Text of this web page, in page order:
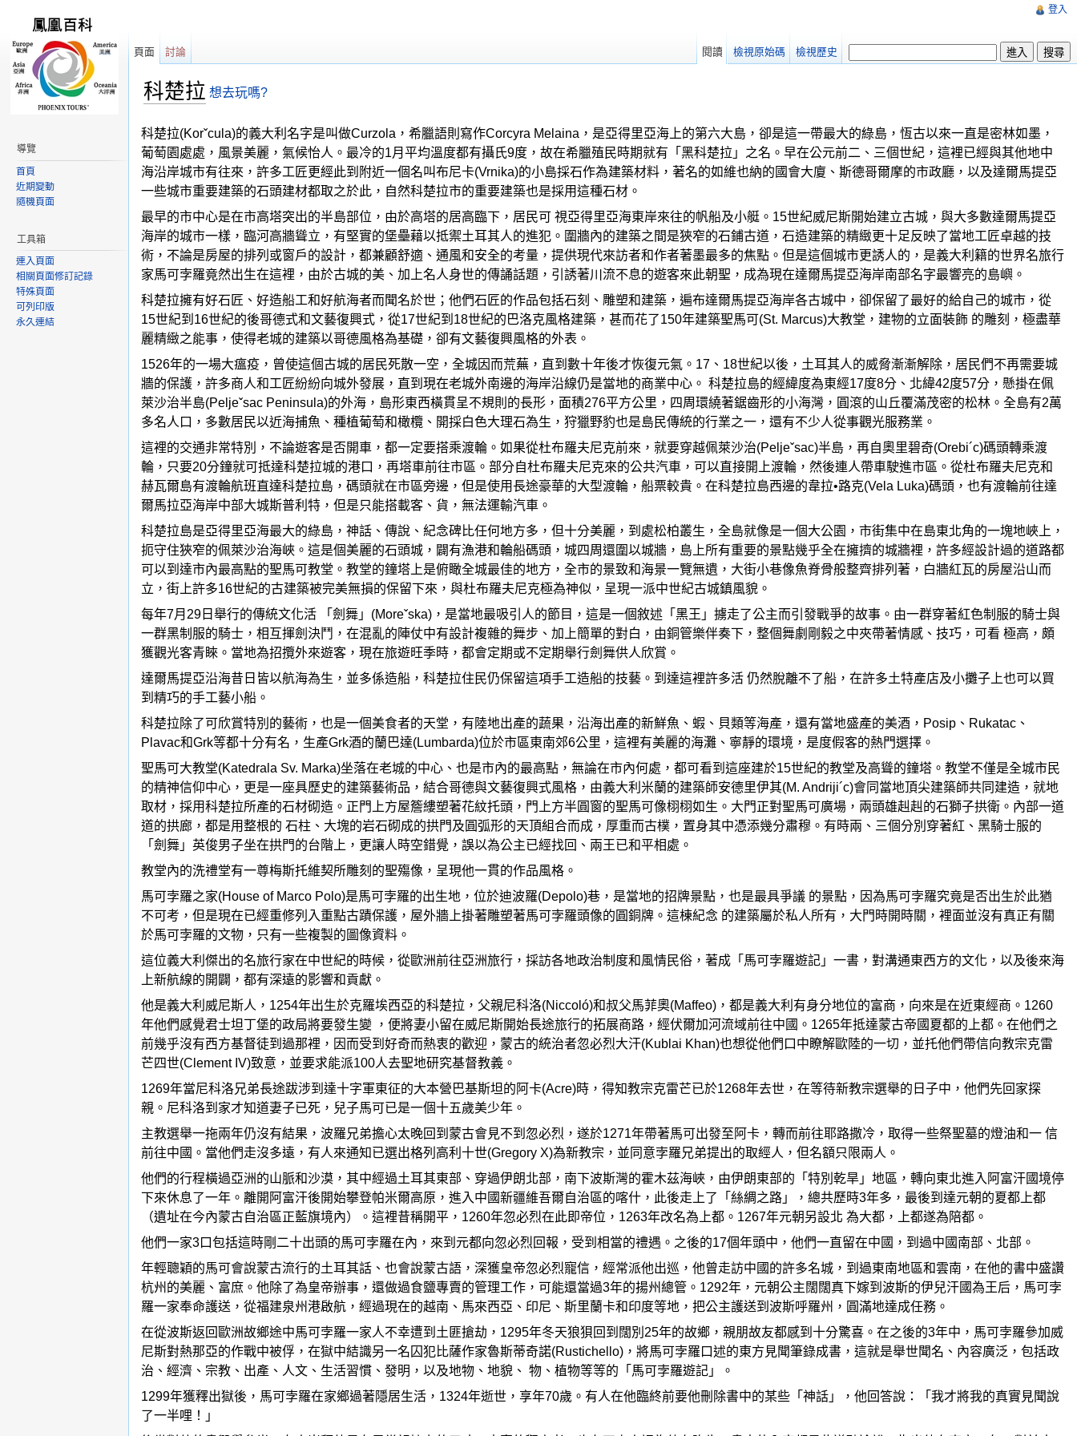
科楚拉 想去玩嗎?
科楚拉(Korˇcula)的義大利名字是叫做Curzola，希臘語則寫作Corcyra Melaina，是亞得里亞海上的第六大島，卻是這一帶最大的綠島，恆古以來一直是密林如墨，
葡萄園處處，風景美麗，氣候怡人。最冷的1月平均溫度都有攝氏9度，故在希臘殖民時期就有「黑科楚拉」之名。早在公元前二、三個世紀，這裡已經與其他地中
海沿岸城市有往來，許多工匠更經此到附近一個名叫布尼卡(Vrnika)的小島採石作為建築材料，著名的如維也納的國會大廈、斯德哥爾摩的市政廳，以及達爾馬提亞
一些城市重要建築的石頭建材都取之於此，自然科楚拉市的重要建築也是採用這種石材。
最早的市中心是在市高塔突出的半島部位，由於高塔的居高臨下，居民可 視亞得里亞海東岸來往的帆船及小艇。15世紀威尼斯開始建立古城，與大多數達爾馬提亞
海岸的城市一樣，臨河高牆聳立，有堅實的堡壘藉以抵禦土耳其人的進犯。圍牆內的建築之間是狹窄的石鋪古道，石造建築的精緻更十足反映了當地工匠卓越的技
術，不論是房屋的排列或窗戶的設計，都兼顧舒適、通風和安全的考量，提供現代來訪者和作者著墨最多的焦點。但是這個城市更誘人的，是義大利籍的世界名旅行
家馬可孛羅竟然出生在這裡，由於古城的美、加上名人身世的傳誦話題，引誘著川流不息的遊客來此朝聖，成為現在達爾馬提亞海岸南部名字最響亮的島嶼。
科楚拉擁有好石匠、好造船工和好航海者而聞名於世；他們石匠的作品包括石刻、雕塑和建築，遍布達爾馬提亞海岸各古城中，卻保留了最好的給自己的城市，從
15世紀到16世紀的後哥德式和文藝復興式，從17世紀到18世紀的巴洛克風格建築，甚而花了150年建築聖馬可(St. Marcus)大教堂，建物的立面裝飾 的雕刻，極盡華
麗精緻之能事，使得老城的建築以哥德風格為基礎，卻有文藝復興風格的外表。
1526年的一場大瘟疫，曾使這個古城的居民死散一空，全城因而荒蕪，直到數十年後才恢復元氣。17、18世紀以後，土耳其人的威脅漸漸解除，居民們不再需要城
牆的保護，許多商人和工匠紛紛向城外發展，直到現在老城外南邊的海岸沿線仍是當地的商業中心。 科楚拉島的經緯度為東經17度8分、北緯42度57分，懸掛在佩
萊沙治半島(Peljeˇsac Peninsula)的外海，島形東西橫貫呈不規則的長形，面積276平方公里，四周環繞著鋸齒形的小海灣，圓滾的山丘覆滿茂密的松林。全島有2萬
多名人口，多數居民以近海捕魚、種植葡萄和橄欖、開採白色大理石為生，狩獵野豹也是島民傳統的行業之一，還有不少人從事觀光服務業。
這裡的交通非常特別，不論遊客是否開車，都一定要搭乘渡輪。如果從杜布羅夫尼克前來，就要穿越佩萊沙治(Peljeˇsac)半島，再自奧里碧奇(Orebi´c)碼頭轉乘渡
輪，只要20分鐘就可抵達科楚拉城的港口，再塔車前往市區。部分自杜布羅夫尼克來的公共汽車，可以直接開上渡輪，然後連人帶車駛進市區。從杜布羅夫尼克和
赫瓦爾島有渡輪航班直達科楚拉島，碼頭就在市區旁邊，但是使用長途豪華的大型渡輪，船票較貴。在科楚拉島西邊的韋拉•路克(Vela Luka)碼頭，也有渡輪前往達
爾馬拉亞海岸中部大城斯普利特，但是只能搭載客、貨，無法運輸汽車。
科楚拉島是亞得里亞海最大的綠島，神話、傳說、紀念碑比任何地方多，但十分美麗，到處松柏叢生，全島就像是一個大公園，市街集中在島東北角的一塊地峽上，
扼守住狹窄的佩萊沙治海峽。這是個美麗的石頭城，闢有漁港和輪船碼頭，城四周還圍以城牆，島上所有重要的景點幾乎全在擁擠的城牆裡，許多經設計過的道路都
可以到達市內最高點的聖馬可教堂。教堂的鐘塔上是俯瞰全城最佳的地方，全市的景致和海景一覽無遺，大街小巷像魚脊骨般整齊排列著，白牆紅瓦的房屋沿山而
立，街上許多16世紀的古建築被完美無損的保留下來，與杜布羅夫尼克極為神似，呈現一派中世紀古城鎮風貌。
每年7月29日舉行的傳統文化活 「劍舞」(Moreˇska)，是當地最吸引人的節目，這是一個敘述「黑王」擄走了公主而引發戰爭的故事。由一群穿著紅色制服的騎士與
一群黑制服的騎士，相互揮劍決鬥，在混亂的陣仗中有設計複雜的舞步、加上簡單的對白，由銅管樂伴奏下，整個舞劇剛毅之中夾帶著情感、技巧，可看 極高，頗
獲觀光客青睞。當地為招攬外來遊客，現在旅遊旺季時，都會定期或不定期舉行劍舞供人欣賞。
達爾馬提亞沿海昔日皆以航海為生，並多係造船，科楚拉住民仍保留這項手工造船的技藝。到達這裡許多活 仍然脫離不了船，在許多土特產店及小攤子上也可以買
到精巧的手工藝小船。
科楚拉除了可欣賞特別的藝術，也是一個美食者的天堂，有陸地出產的蔬果，沿海出產的新鮮魚、蝦、貝類等海產，還有當地盛產的美酒，Posip、Rukatac、
Plavac和Grk等都十分有名，生產Grk酒的蘭巴達(Lumbarda)位於市區東南郊6公里，這裡有美麗的海灘、寧靜的環境，是度假客的熱門選擇。
聖馬可大教堂(Katedrala Sv. Marka)坐落在老城的中心、也是市內的最高點，無論在市內何處，都可看到這座建於15世紀的教堂及高聳的鐘塔。教堂不僅是全城市民
的精神信仰中心，更是一座具歷史的建築藝術品，結合哥德與文藝復興式風格，由義大利米蘭的建築師安德里伊其(M. Andriji´c)會同當地頂尖建築師共同建造，就地
取材，採用科楚拉所產的石材砌造。正門上方屋簷縷塑著花紋托頭，門上方半圓窗的聖馬可像栩栩如生。大門正對聖馬可廣場，兩頭雄赳赳的石獅子拱衛。內部一道
道的拱廊，都是用整根的 石柱、大塊的岩石砌成的拱門及圓弧形的天頂組合而成，厚重而古樸，置身其中憑添幾分肅穆。有時兩、三個分別穿著紅、黑騎士服的
「劍舞」英俊男子坐在拱門的台階上，更讓人時空錯覺，誤以為公主已經找回、兩王已和平相處。
教堂內的洗禮堂有一尊梅斯托維契所雕刻的聖殤像，呈現他一貫的作品風格。
馬可孛羅之家(House of Marco Polo)是馬可孛羅的出生地，位於迪波羅(Depolo)巷，是當地的招牌景點，也是最具爭議 的景點，因為馬可孛羅究竟是否出生於此猶
不可考，但是現在已經重修列入重點古蹟保護，屋外牆上掛著雕塑著馬可孛羅頭像的圓銅牌。這棟紀念 的建築屬於私人所有，大門時開時關，裡面並沒有真正有關
於馬可孛羅的文物，只有一些複製的圖像資料。
這位義大利傑出的名旅行家在中世紀的時候，從歐洲前往亞洲旅行，採訪各地政治制度和風情民俗，著成「馬可孛羅遊記」一書，對溝通東西方的文化，以及後來海
上新航線的開闢，都有深遠的影響和貢獻。
他是義大利威尼斯人，1254年出生於克羅埃西亞的科楚拉，父親尼科洛(Niccoló)和叔父馬菲奧(Maffeo)，都是義大利有身分地位的富商，向來是在近東經商。1260
年他們感覺君士坦丁堡的政局將要發生變 ，便將妻小留在威尼斯開始長途旅行的拓展商路，經伏爾加河流域前往中國。1265年抵達蒙古帝國夏都的上都。在他們之
前幾乎沒有西方基督徒到過那裡，因而受到好奇而熱衷的歡迎，蒙古的統治者忽必烈大汗(Kublai Khan)也想從他們口中瞭解歐陸的一切，並托他們帶信向教宗克雷
芒四世(Clement IV)致意，並要求能派100人去聖地研究基督教義。
1269年當尼科洛兄弟長途跋涉到達十字軍東征的大本營巴基斯坦的阿卡(Acre)時，得知教宗克雷芒已於1268年去世，在等待新教宗選舉的日子中，他們先回家探
親。尼科洛到家才知道妻子已死，兒子馬可已是一個十五歲美少年。
主教選舉一拖兩年仍沒有結果，波羅兄弟擔心太晚回到蒙古會見不到忽必烈，遂於1271年帶著馬可出發至阿卡，轉而前往耶路撒冷，取得一些祭聖墓的燈油和一 信
前往中國。當他們走沒多遠，有人來通知已選出格列高利十世(Gregory X)為新教宗，並同意孛羅兄弟提出的取經人，但名額只限兩人。
他們的行程橫過亞洲的山脈和沙漠，其中經過土耳其東部、穿過伊朗北部，南下波斯灣的霍木茲海峽，由伊朗東部的「特別乾旱」地區，轉向東北進入阿富汗國境停
下來休息了一年。離開阿富汗後開始攀登帕米爾高原，進入中國新疆維吾爾自治區的喀什，此後走上了「絲綢之路」，總共歷時3年多，最後到達元朝的夏都上都
（遺址在今內蒙古自治區正藍旗境內）。這裡昔稱開平，1260年忽必烈在此即帝位，1263年改名為上都。1267年元朝另設北 為大都，上都遂為陪都。
他們一家3口包括這時剛二十出頭的馬可孛羅在內，來到元都向忽必烈回報，受到相當的禮遇。之後的17個年頭中，他們一直留在中國，到過中國南部、北部。
年輕聰穎的馬可會說蒙古流行的土耳其話、也會說蒙古語，深獲皇帝忽必烈寵信，經常派他出巡，他曾走訪中國的許多名城，到過東南地區和雲南，在他的書中盛讚
杭州的美麗、富庶。他除了為皇帝辦事，還做過食鹽專賣的管理工作，可能還當過3年的揚州總管。1292年，元朝公主闊闊真下嫁到波斯的伊兒汗國為王后，馬可孛
羅一家奉命護送，從福建泉州港啟航，經過現在的越南、馬來西亞、印尼、斯里蘭卡和印度等地，把公主護送到波斯呼羅州，圓滿地達成任務。
在從波斯返回歐洲故鄉途中馬可孛羅一家人不幸遭到土匪搶劫，1295年冬天狼狽回到闊別25年的故鄉，親朋故友都感到十分驚喜。在之後的3年中，馬可孛羅參加威
尼斯對熱那亞的作戰中被俘，在獄中結識另一名囚犯比薩作家魯斯蒂奇諾(Rustichello)，將馬可孛羅口述的東方見聞筆錄成書，這就是舉世聞名、內容廣泛，包括政
治、經濟、宗教、出產、人文、生活習慣、發明，以及地物、地貌、 物、植物等等的「馬可孛羅遊記」。
1299年獲釋出獄後，馬可孛羅在家鄉過著隱居生活，1324年逝世，享年70歲。有人在他臨終前要他刪除書中的某些「神話」，他回答說：「我才將我的真實見聞說
了一半哩！」
登入
頁面 討論 閱讀 檢視原始碼 檢視歷史
導覽
首頁
近期變動
隨機頁面
工具箱
連入頁面
相關頁面修訂記錄
特殊頁面
可列印版
永久連結